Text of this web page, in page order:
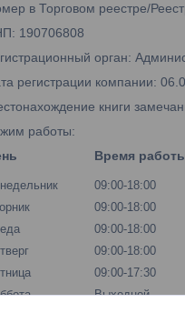
в Торговом реестре/
190706808
орган:
регистрации компании:
книги
работы:
Время
09:00-18:00
09:00-18:00
09:00-18:00
09:00-18:00
09:00-17:30
Выходной